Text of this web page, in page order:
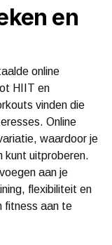
en
online
HIIT en
vinden die
Online
waardoor je
kunt uitproberen.
aan je
flexibiliteit en
fitness aan te